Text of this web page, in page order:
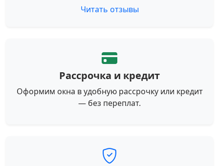
Читать отзывы
Рассрочка и кредит
Оформим окна в удобную рассрочку или кредит
— без переплат.